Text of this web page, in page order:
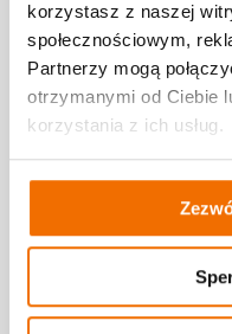
korzystasz z naszej
społecznościowym,
Partnerzy mogą
otrzymanymi od Ciebie
korzystania z ich usług.
zróbcie zdjęcia z
pokażcie
prezentację
napiszcie krótko:
się Wam znaleźć i
Internet pełen jest
wiarygodnie –
krytyczne myślenie.
detektywami i
oszukać… i jak